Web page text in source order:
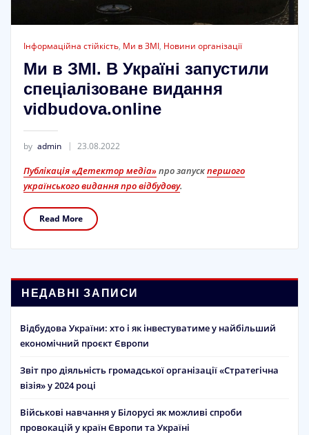
Інформаційна стійкість, Ми в ЗМІ, Новини організації
Ми в ЗМІ. В Україні запустили
спеціалізоване видання
vidbudova.online
by admin 23.08.2022
Публікація «Детектор медіа» про запускпершого
українського видання про відбудову.
Read More
НЕДАВНІ ЗАПИСИ
Відбудова України: хто і як інвестуватиме у найбільший
економічний проєкт Європи
Звіт про діяльність громадської організації «Стратегічна
візія» у 2024 році
Військові навчання у Білорусі як можливі спроби
провокацій у країн Європи та Україні